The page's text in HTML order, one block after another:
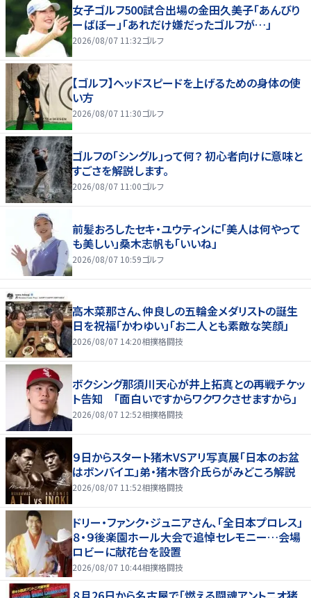
女子ゴルフ500試合出場の金田久美子「あんびり
ーばぼー」「あれだけ嫌だったゴルフが…」
2026/08/07 11:32ゴルフ
【ゴルフ】ヘッドスピードを上げるための身体の使
い方
2026/08/07 11:30ゴルフ
ゴルフの「シングル」って何？ 初心者向けに意味と
すごさを解説します。
2026/08/07 11:00ゴルフ
前髪おろしたセキ・ユウティンに「美人は何やって
も美しい」桑木志帆も「いいね」
2026/08/07 10:59ゴルフ
高木菜那さん、仲良しの五輪金メダリストの誕生
日を祝福「かわゆい」「お二人とも素敵な笑顔」
2026/08/07 14:20相撲格闘技
ボクシング那須川天心が井上拓真との再戦チケッ
ト告知 「面白いですからワクワクさせますから」
2026/08/07 12:52相撲格闘技
９日からスタート猪木VSアリ写真展「日本のお盆
はボンバイエ」弟・猪木啓介氏らがみどころ解説
2026/08/07 11:52相撲格闘技
ドリー・ファンク・ジュニアさん、「全日本プロレス」
８・９後楽園ホール大会で追悼セレモニー…会場
ロビーに献花台を設置
2026/08/07 10:44相撲格闘技